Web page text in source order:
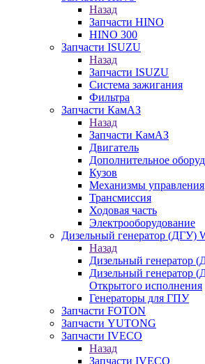
Назад
Запчасти HINO
HINO 300
Запчасти ISUZU
Назад
Запчасти ISUZU
Система зажигания
Фильтра
Запчасти КамАЗ
Назад
Запчасти КамАЗ
Двигатель
Дополнительное
Кузов
Механизмы управления
Трансмиссия
Ходовая часть
Электрооборудование
Дизельный генератор (ДГУ)
Назад
Дизельный генератор
Дизельный генератор
Открытого исполнения
Генераторы для ГПУ
Запчасти FOTON
Запчасти YUTONG
Запчасти IVECO
Назад
Запчасти IVECO